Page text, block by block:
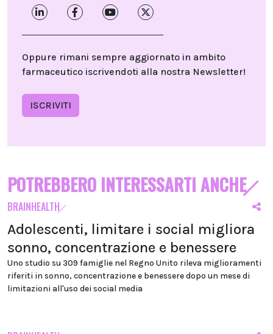
Oppure rimani sempre aggiornato in ambito
farmaceutico iscrivendoti alla nostra Newsletter!
ISCRIVITI
POTREBBERO INTERESSARTI ANCHE
BRAINHEALTH
Adolescenti, limitare i social migliora
sonno, concentrazione e benessere
Uno studio su 309 famiglie nel Regno Unito rileva miglioramenti
riferiti in sonno, concentrazione e benessere dopo un mese di
limitazioni all'uso dei social media